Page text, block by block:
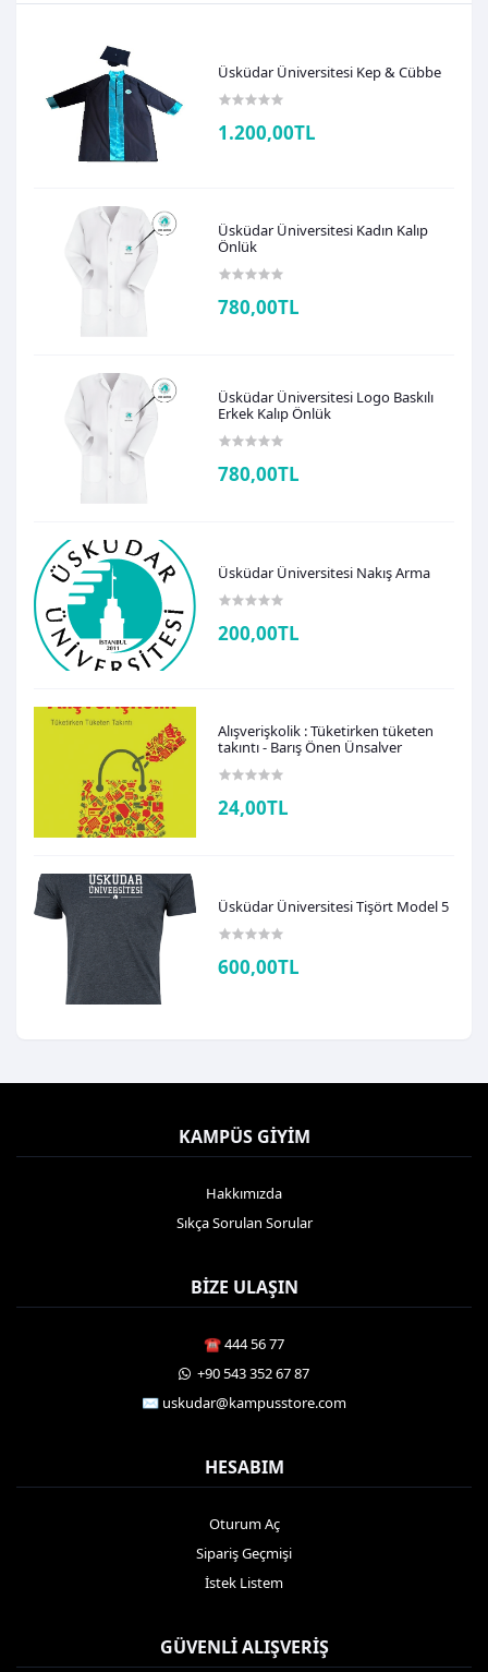
Üsküdar Üniversitesi Kep & Cübbe
1.200,00TL
Üsküdar Üniversitesi Kadın Kalıp
Önlük
780,00TL
Üsküdar Üniversitesi Logo Baskılı
Erkek Kalıp Önlük
780,00TL
Üsküdar Üniversitesi Nakış Arma
200,00TL
Alışverişkolik : Tüketirken tüketen
takıntı - Barış Önen Ünsalver
24,00TL
Üsküdar Üniversitesi Tişört Model 5
600,00TL
KAMPÜS GIYIM
Hakkımızda
Sıkça Sorulan Sorular
BIZE ULAŞIN
☎️ 444 56 77
️ +90 543 352 67 87
✉️ uskudar@kampusstore.com
HESABIM
Oturum Aç
Sipariş Geçmişi
İstek Listem
GÜVENLI ALIŞVERIŞ